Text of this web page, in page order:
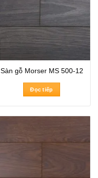
Sàn gỗ Morser MS 500-12
Đọc tiếp